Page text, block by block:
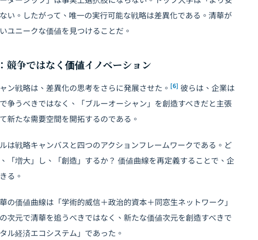
い。したがって、唯一の実行可能な戦略は差異化である。清華が
ユニークな価値を見つけることだ。
競争ではなく価値イノベーション
ン戦略は、差異化の思考をさらに発展させた。 [6] 彼らは、企業は
争うべきではなく、「ブルーオーシャン」を創造すべきだと主張
新たな需要空間を開拓するのである。
は戦略キャンバスと四つのアクションフレームワークである。ど
「増大」し、「創造」するか？ 価値曲線を再定義することで、企
る。
の価値曲線は「学術的威信＋政治的資本＋同窓生ネットワーク」
次元で清華を追うべきではなく、新たな価値次元を創造すべきで
ル経済エコシステム」であった。